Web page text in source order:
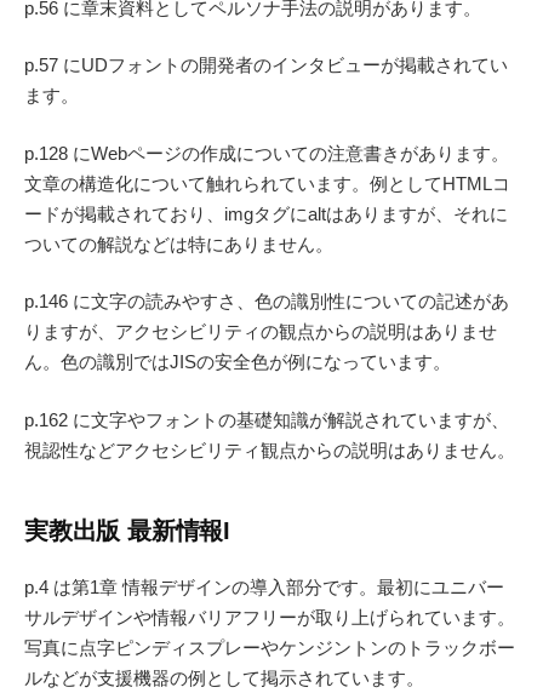
p.56 に章末資料としてペルソナ手法の説明があります。
p.57 にUDフォントの開発者のインタビューが掲載されてい
ます。
p.128 にWebページの作成についての注意書きがあります。
文章の構造化について触れられています。例としてHTMLコ
ードが掲載されており、imgタグにaltはありますが、それに
ついての解説などは特にありません。
p.146 に文字の読みやすさ、色の識別性についての記述があ
りますが、アクセシビリティの観点からの説明はありませ
ん。色の識別ではJISの安全色が例になっています。
p.162 に文字やフォントの基礎知識が解説されていますが、
視認性などアクセシビリティ観点からの説明はありません。
実教出版 最新情報I
p.4 は第1章 情報デザインの導入部分です。最初にユニバー
サルデザインや情報バリアフリーが取り上げられています。
写真に点字ピンディスプレーやケンジントンのトラックボー
ルなどが支援機器の例として掲示されています。